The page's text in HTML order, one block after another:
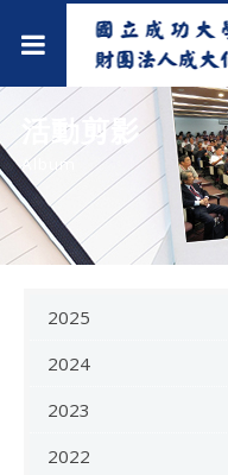
活動剪影
Album
2025
2024
2023
2022